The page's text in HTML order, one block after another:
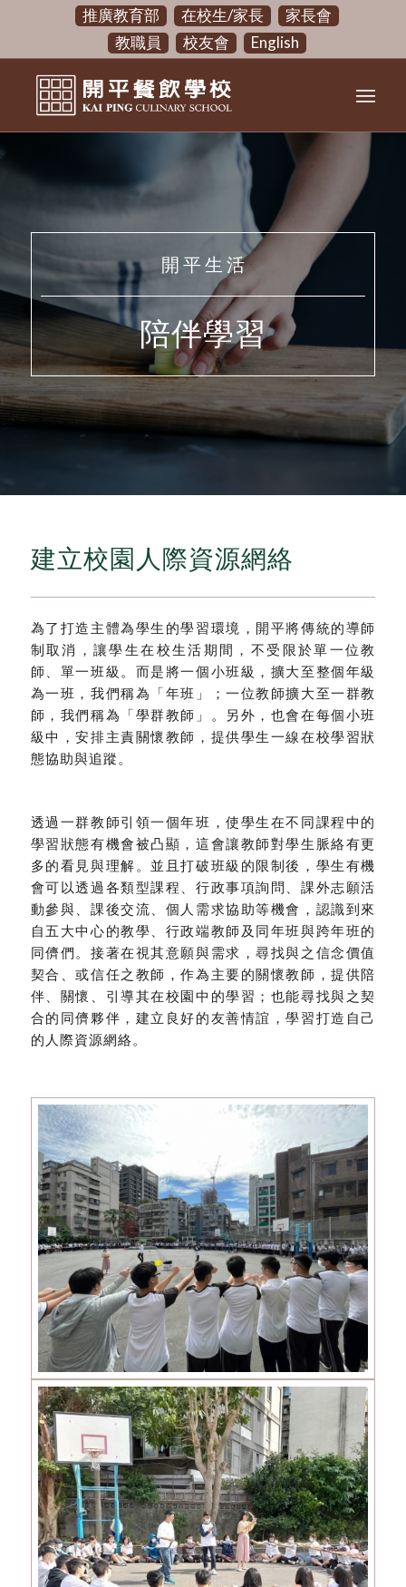
推廣教育部 在校生/家長
家長會
教職員
校友會 English
開 平 生 活
陪伴學習
建立校園人際資源網絡
為了打造主體為學生的學習環境，開平將傳統的導師
制取消，讓學生在校生活期間，不受限於單一位教
師、單一班級。而是將一個小班級，擴大至整個年級
為一班，我們稱為「年班」；一位教師擴大至一群教
師，我們稱為「學群教師」。另外，也會在每個小班
級中，安排主責關懷教師，提供學生一線在校學習狀
態協助與追蹤。
透過一群教師引領一個年班，使學生在不同課程中的
學習狀態有機會被凸顯，這會讓教師對學生脈絡有更
多的看見與理解。並且打破班級的限制後，學生有機
會可以透過各類型課程、行政事項詢問、課外志願活
動參與、課後交流、個人需求協助等機會，認識到來
自五大中心的教學、行政端教師及同年班與跨年班的
同儕們。接著在視其意願與需求，尋找與之信念價值
契合、或信任之教師，作為主要的關懷教師，提供陪
伴、關懷、引導其在校園中的學習；也能尋找與之契
合的同儕夥伴，建立良好的友善情誼，學習打造自己
的人際資源網絡。